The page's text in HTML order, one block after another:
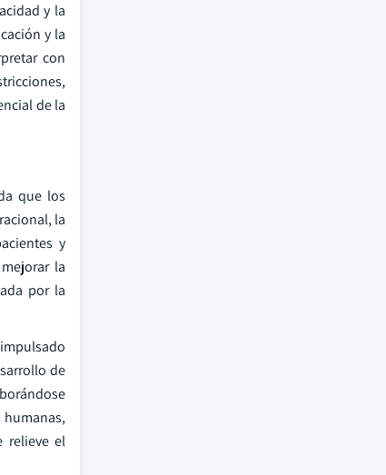
y la
y la
con
de la
que los
la
y
la
por la
de
relieve el